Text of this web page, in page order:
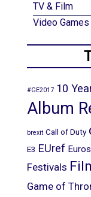
TV & Film
Video Games
#GE2017 10
Album
brexit Call of Duty
E3 EUref Euros
Festivals
Game of